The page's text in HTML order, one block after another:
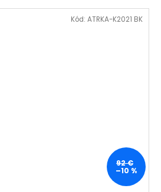
92 €
–10 %
Kód: ATRKA-K2021 BK